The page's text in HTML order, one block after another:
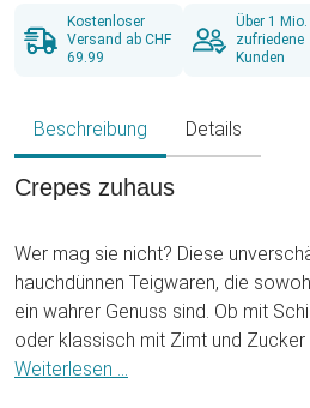
Kostenloser
Versand ab CHF
69.99
Über 1 Mio.
zufriedene
Kunden
Beschreibung Details
Crepes zuhaus
Wer mag sie nicht? Diese
hauchdünnen Teigwaren, die
ein wahrer Genuss sind. Ob mit
oder klassisch mit Zimt und
jedem gern genascht und bei
Weiterlesen ...